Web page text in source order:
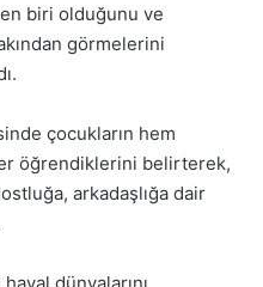
biri olduğunu ve
görmelerini
çocukların hem
öğrendiklerini belirterek,
arkadaşlığa dair